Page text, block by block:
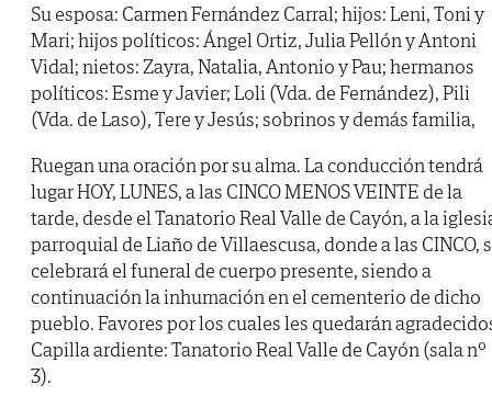
Su esposa: Carmen Fernández Carral; hijos: Leni, Toni y
Mari; hijos políticos: Ángel Ortiz, Julia Pellón y Antoni
Vidal; nietos: Zayra, Natalia, Antonio y Pau; hermanos
políticos: Esme y Javier; Loli (Vda. de Fernández), Pili
(Vda. de Laso), Tere y Jesús; sobrinos y demás familia,
Ruegan una oración por su alma. La conducción tendrá
lugar HOY, LUNES, a las CINCO MENOS VEINTE de la
tarde, desde el Tanatorio Real Valle de Cayón, a la
parroquial de Liaño de Villaescusa, donde a las CINCO,
celebrará el funeral de cuerpo presente, siendo a
continuación la inhumación en el cementerio de dicho
pueblo. Favores por los cuales les quedarán
Capilla ardiente: Tanatorio Real Valle de Cayón (sala nº
3).